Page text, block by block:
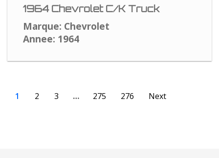
1964 Chevrolet C/K Truck
Marque: Chevrolet
Annee: 1964
1 2 3 … 275 276 Next